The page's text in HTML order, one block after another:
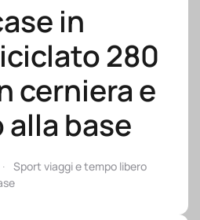
in
280
cerniera e
base
Sport viaggi e tempo libero